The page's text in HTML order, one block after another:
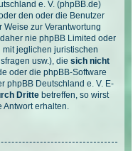
e. V. (phpBB.de)
den oder die Benutzer
zur Verantwortung
nie phpBB Limited oder
jeglichen juristischen
usw.), die sich nicht
oder die phpBB-Software
phpBB Deutschland e. V. E-
Dritte betreffen, so wirst
Antwort erhalten.